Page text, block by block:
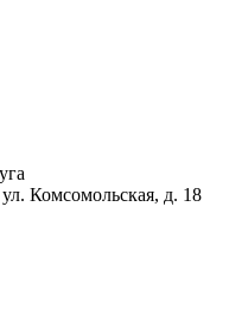
Комсомольская, д. 18